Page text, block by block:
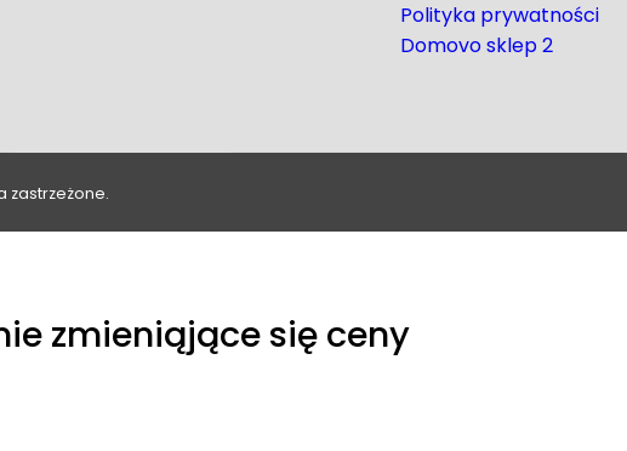
Polityka prywatności
Domovo sklep 2
zastrzeżone.
zmieniąjące się ceny